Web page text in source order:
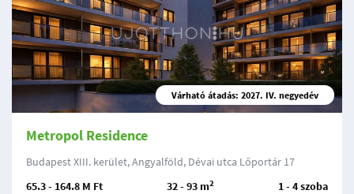
Várható átadás: 2027. IV. negyedév
Metropol Residence
Budapest XIII. kerület, Angyalföld, Dévai utca Lőportár 17
65.3 - 164.8 M Ft
32 - 93 m2 1 - 4 szoba